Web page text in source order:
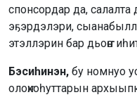
спонсордар да, салалта
эҕэрдэлэри,
этэллэрин бар дьоҥҥо
Бэсиһинэн, бу номнуо
олоҥхоһуттарын